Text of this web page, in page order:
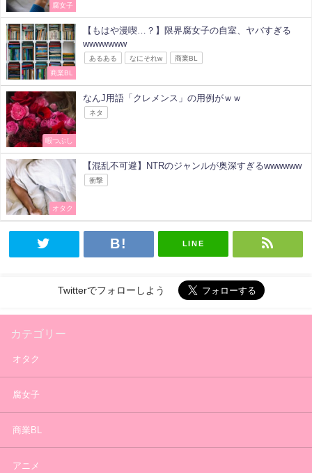
腐女子
商業BL
【もはや漫喫…？】限界腐女子の自室、ヤバすぎる
wwwwwww
あるある なにそれw 商業BL
暇つぶし
なんJ用語「クレメンス」の用例がｗｗ
ネタ
オタク
【混乱不可避】NTRのジャンルが奥深すぎるwwwwww
衝撃
LINE
Twitterでフォローしよう
カテゴリー
オタク
腐女子
商業BL
アニメ